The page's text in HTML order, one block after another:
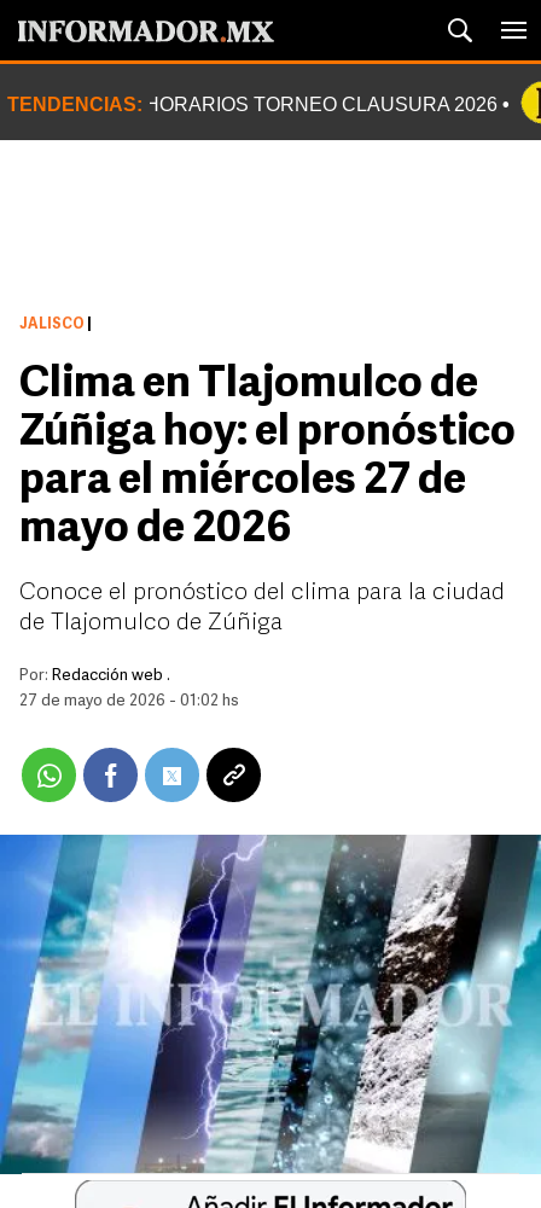
TENDENCIAS: HORARIOS TORNEO CLAUSURA 2026
JALISCO
Clima en Tlajomulco de
Zúñiga hoy: el pronóstico
para el miércoles 27 de
mayo de 2026
Conoce el pronóstico del clima para la ciudad
de Tlajomulco de Zúñiga
Por: Redacción web .
27 de mayo de 2026 - 01:02 hs